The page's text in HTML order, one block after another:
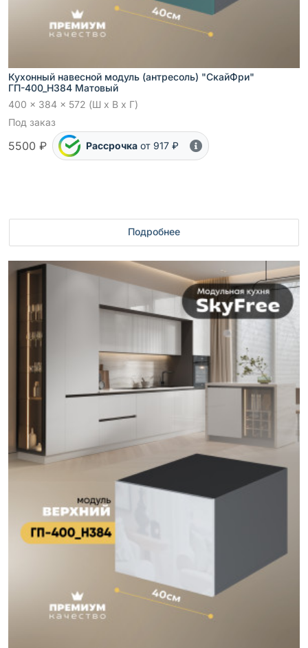
Кухонный навесной модуль (антресоль) "СкайФри"
ГП-400_Н384 Матовый
400 x 384 x 572 (Ш x В x Г)
Под заказ
5500 ₽ Рассрочка от 917 ₽
Подробнее